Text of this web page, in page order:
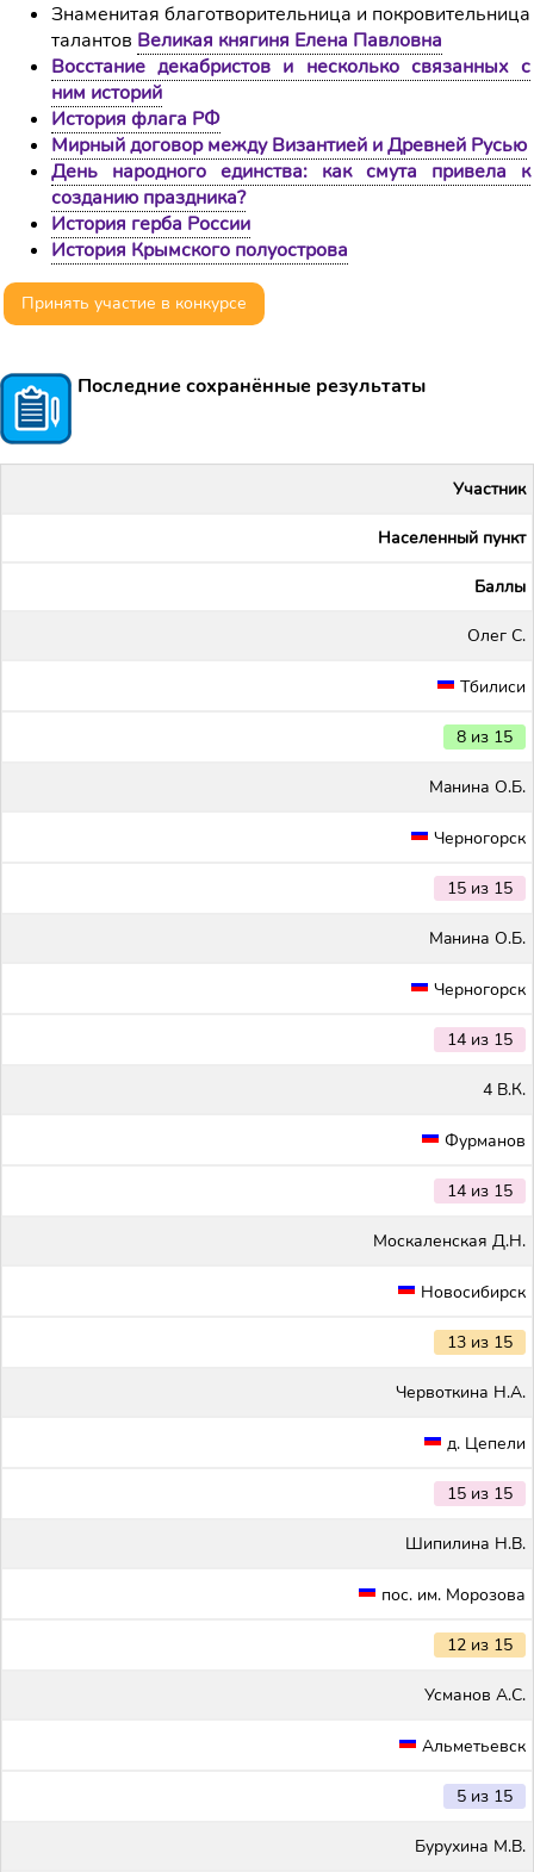
Знаменитая благотворительница и покровительница
талантов Великая княгиня Елена Павловна
Восстание декабристов и несколько связанных с
ним историй
История флага РФ
Мирный договор между Византией и Древней Русью
День народного единства: как смута привела к
созданию праздника?
История герба России
История Крымского полуострова
Принять участие в конкурсе
Последние сохранённые результаты
Участник
Населенный пункт
Баллы
Олег С.
Тбилиси
8 из 15
Maнина О.Б.
Черногорск
15 из 15
Maнина О.Б.
Черногорск
14 из 15
4 В.К.
Фурманов
14 из 15
Москаленская Д.Н.
Новосибирск
13 из 15
Червоткина Н.А.
д. Цепели
15 из 15
Шипилина Н.В.
пос. им. Морозова
12 из 15
Усманов А.С.
Альметьевск
5 из 15
Бурухина М.В.